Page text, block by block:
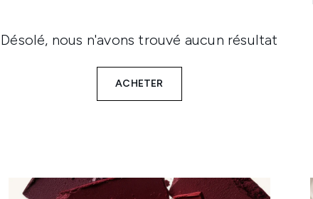
Désolé, nous n'avons trouvé aucun résultat
ACHETER